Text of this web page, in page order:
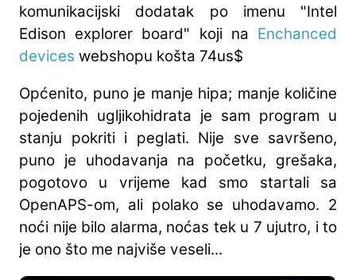
komunikacijski dodatak po imenu "Intel
Edison explorer board" koji na Enchanced
devices webshopu košta 74us$
Općenito, puno je manje hipa; manje količine
pojedenih ugljikohidrata je sam program u
stanju pokriti i peglati. Nije sve savršeno,
puno je uhodavanja na početku, grešaka,
pogotovo u vrijeme kad smo startali sa
OpenAPS-om, ali polako se uhodavamo. 2
noći nije bilo alarma, noćas tek u 7 ujutro, i to
je ono što me najviše veseli...